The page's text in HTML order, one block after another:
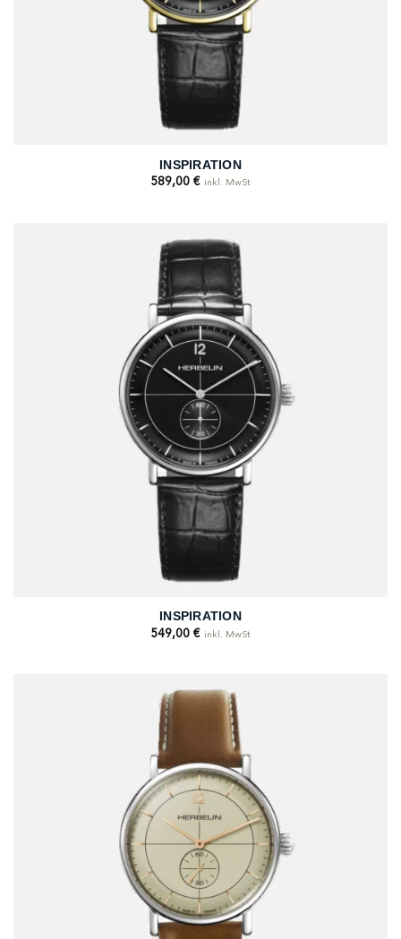
INSPIRATION
589,00 € inkl. MwSt
INSPIRATION
549,00 € inkl. MwSt